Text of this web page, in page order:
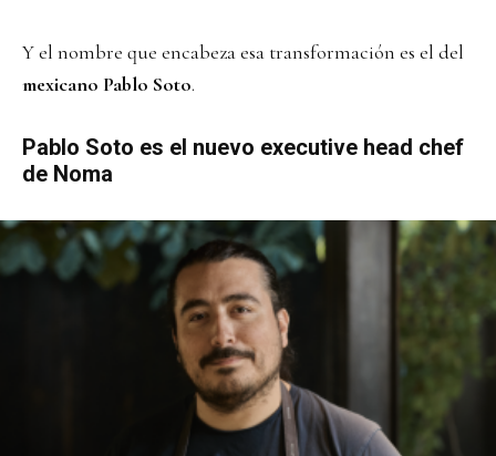
Y el nombre que encabeza esa transformación es el del
mexicano Pablo Soto.
Pablo Soto es el nuevo executive head chef
de Noma